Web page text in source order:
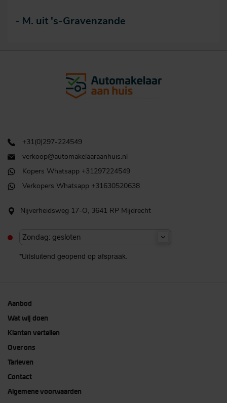
- M. uit 's-Gravenzande
+31(0)297-224549
verkoop@automakelaaraanhuis.nl
Kopers Whatsapp +31297224549
Verkopers Whatsapp +31630520638
Nijverheidsweg 17-O, 3641 RP Mijdrecht
Zondag: gesloten
*Uitsluitend geopend op afspraak.
Aanbod
Wat wij doen
Klanten vertellen
Over ons
Tarieven
Contact
Algemene voorwaarden